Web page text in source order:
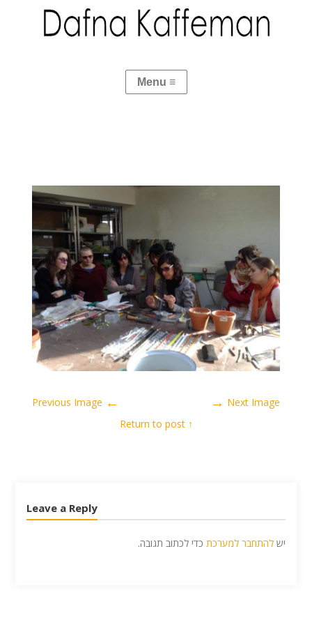
← Next Image
→
↑ Return to post
Leave a Reply
יש להתחבר למערכתכדי לכתוב תגובה.